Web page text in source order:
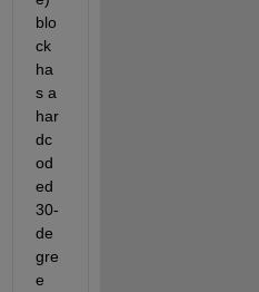
blo
ck
ha
s a
har
dc
od
ed
30-
de
gre
e